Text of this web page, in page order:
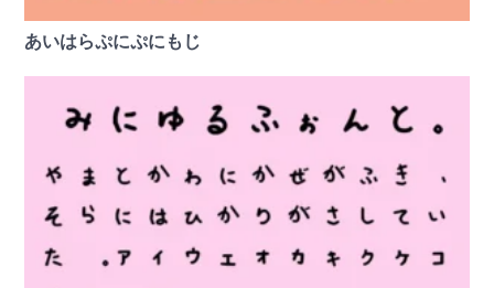
あいはらぷにぷにもじ